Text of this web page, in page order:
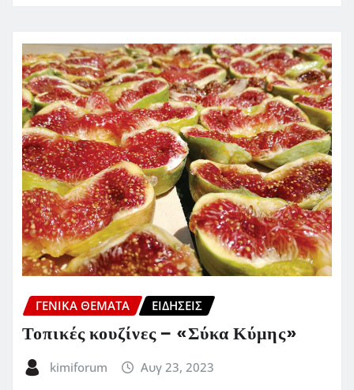
ΓΕΝΙΚΑ ΘΕΜΑΤΑ ΕΙΔΗΣΕΙΣ
Τοπικές κουζίνες – «Σύκα Κύμης»
kimiforum Αυγ 23, 2023